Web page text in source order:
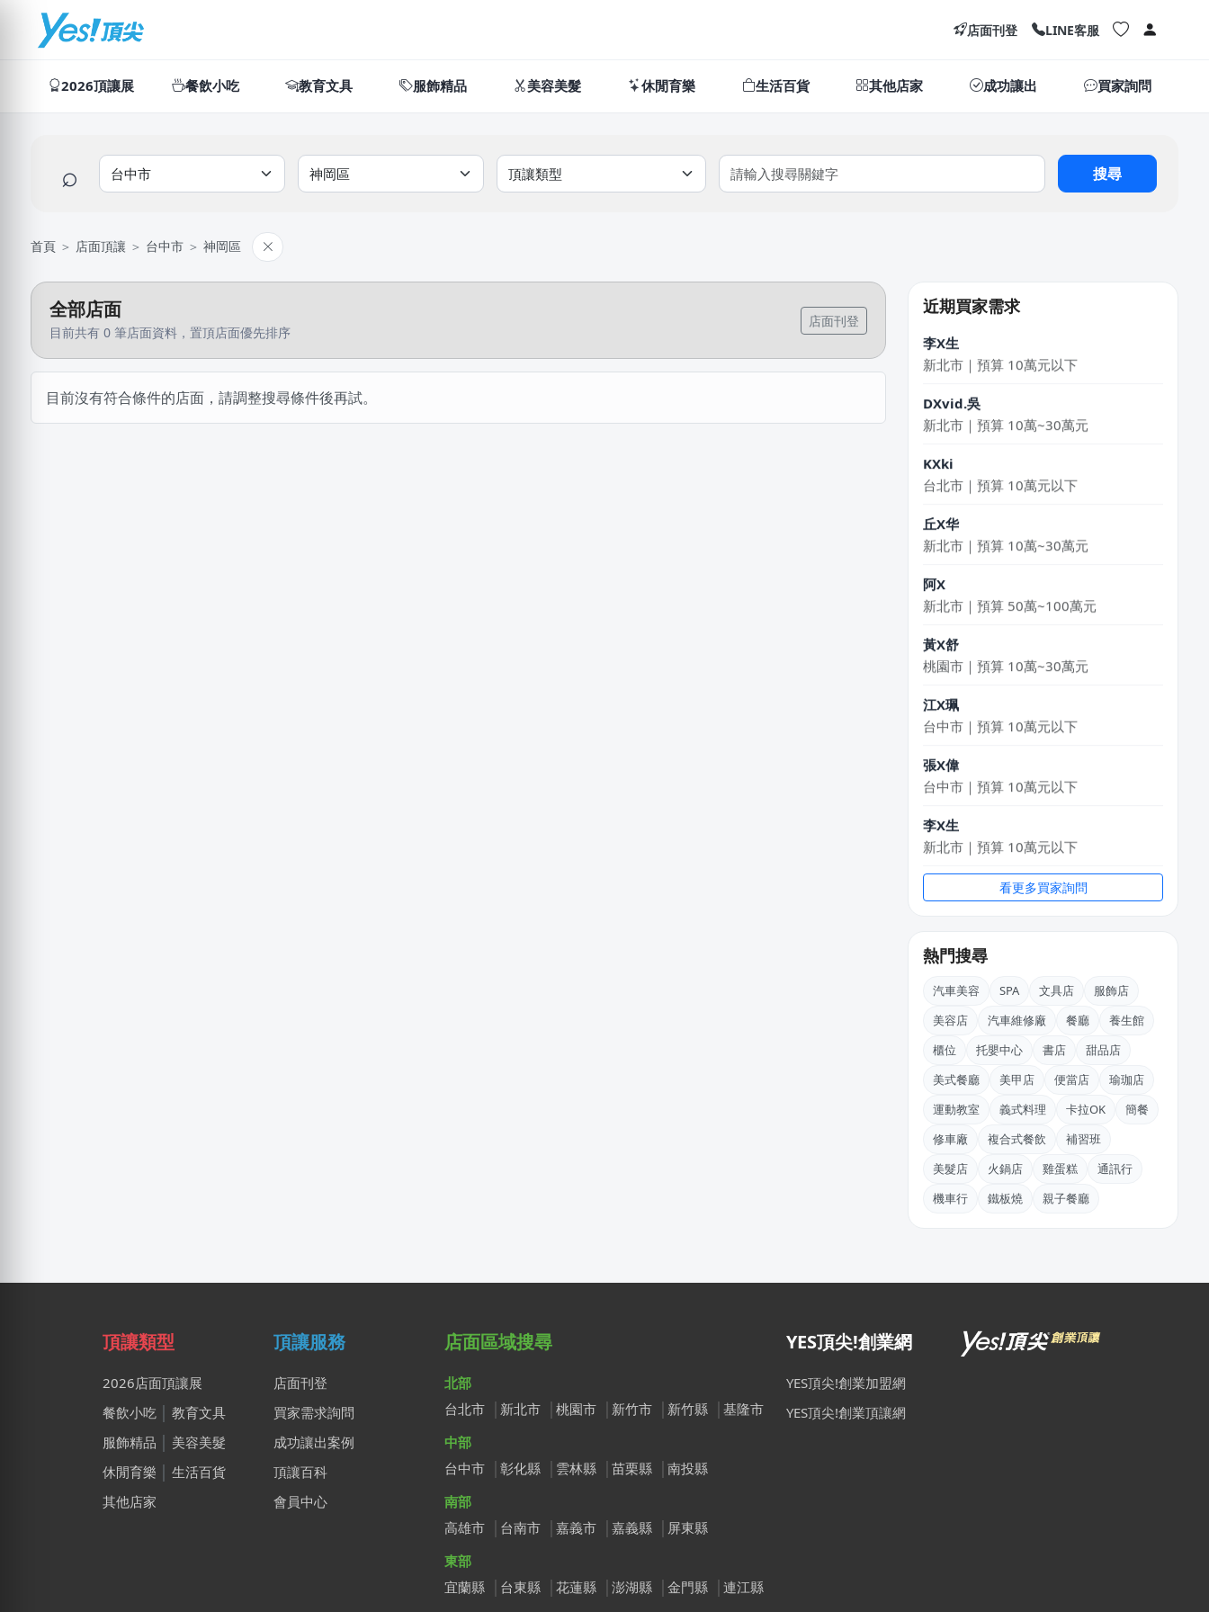
店面刊登 LINE客服
2026頂讓展 餐飲小吃 教育文具 服飾精品 美容美髮 休閒育樂 生活百貨 其他店家 成功讓出 買家詢問
⌕ 搜尋
首頁 ＞ 店面頂讓 ＞ 台中市 ＞ 神岡區
全部店面
目前共有 0 筆店面資料，置頂店面優先排序
店面刊登
目前沒有符合條件的店面，請調整搜尋條件後再試。
近期買家需求
台中市｜預算 10萬元以下
李X生
新北市｜預算 10萬元以下
DXvid.吳
新北市｜預算 10萬~30萬元
台北市｜預算 10萬元以下
丘X华
新北市｜預算 10萬~30萬元
阿X
新北市｜預算 50萬~100萬元
黃X舒
桃園市｜預算 10萬~30萬元
江X珮
台中市｜預算 10萬元以下
張X偉
台中市｜預算 10萬元以下
李X生
新北市｜預算 10萬元以下
DXvid.吳
新北市｜預算 10萬~30萬元
台北市｜預算 10萬元以下
丘X华
新北市｜預算 10萬~30萬元
阿X
新北市｜預算 50萬~100萬元
黃X舒
桃園市｜預算 10萬~30萬元
看更多買家詢問
熱門搜尋
汽車美容 SPA 文具店
服飾店
美容店
汽車維修廠 餐廳
養生館
櫃位
托嬰中心 書店
甜品店
美式餐廳
美甲店 便當店
瑜珈店
運動教室
義式料理 卡拉OK
簡餐
修車廠
複合式餐飲
補習班
美髮店
火鍋店 雞蛋糕
通訊行
機車行
鐵板燒 親子餐廳
頂讓類型
2026店面頂讓展
餐飲小吃
教育文具
服飾精品
美容美髮
休閒育樂
生活百貨
其他店家
頂讓服務
店面刊登
買家需求詢問
成功讓出案例
頂讓百科
會員中心
店面區域搜尋
北部
台北市
新北市 桃園市 新竹市 新竹縣
基隆市
中部
台中市
彰化縣 雲林縣 苗栗縣
南投縣
南部
高雄市
台南市 嘉義市 嘉義縣
屏東縣
東部
宜蘭縣
台東縣 花蓮縣 澎湖縣 金門縣 連江縣
YES頂尖!創業網
YES頂尖!創業加盟網
YES頂尖!創業頂讓網